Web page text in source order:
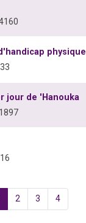
physique
jour de 'Hanouka
2 3 4